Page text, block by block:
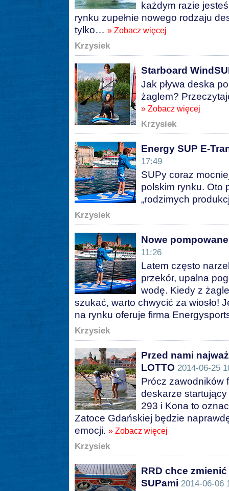
każdym razie
rynku zupełnie nowego rodzaju
tylko… » Zobacz więcej
Krzysiek
Starboard
Jak pływa deska
żaglem?
» Zobacz więcej
Krzysiek
Energy SUP E-
17:49
SUPy coraz
polskim rynku. Oto
„rodzimych
Krzysiek
Nowe
11:26
Latem często
przekór, upalna
wodę. Kiedy z
szukać, warto chwycić za wiosło!
na rynku oferuje firma
Krzysiek
Przed nami
LOTTO 2014-06-25
Prócz zawodników
deskarze
293 i Kona to
Zatoce Gdańskiej będzie
emocji. » Zobacz więcej
Krzysiek
RRD chce
SUPami 2014-06-06